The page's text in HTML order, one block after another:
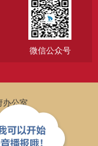
微信公众号
办公室
据管理局